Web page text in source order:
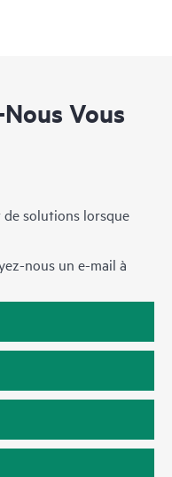
Vous
de solutions lorsque
nous un e-mail à